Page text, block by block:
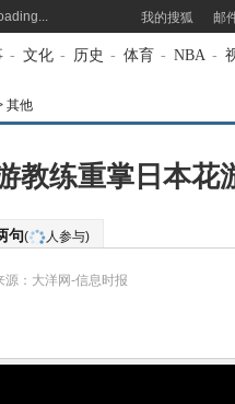
我的搜狐 邮
- 文化 - 历史 - 体育 - NBA -
其他
教练重掌日本花
句( 人参与)
源： 大洋网-信息时报